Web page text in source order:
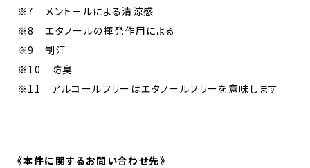
※7 メントールによる清涼感
※8 エタノールの揮発作用による
※9 制汗
※10 防臭
※11 アルコールフリーはエタノールフリーを意味します
《本件に関するお問い合わせ先》